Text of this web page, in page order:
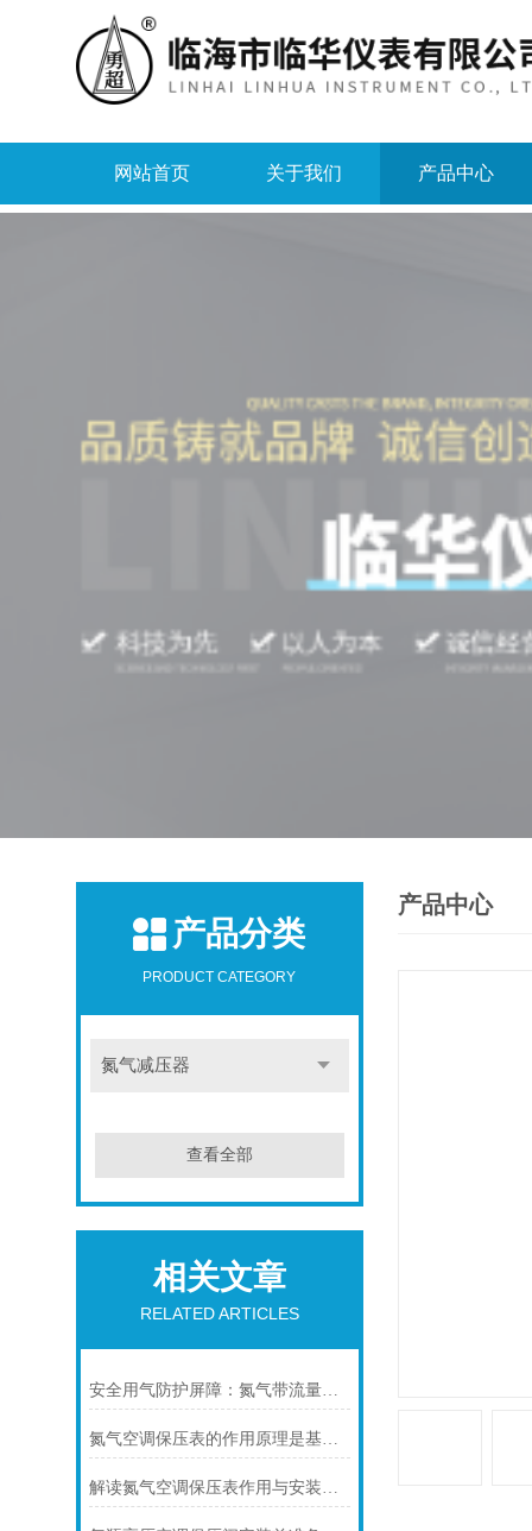
网站首页 关于我们 产品中心
产品分类
PRODUCT CATEGORY
氮气减压器
查看全部
相关文章
RELATED ARTICLES
安全用气防护屏障：氮气带流量计减压器的安装关键指南
氮气空调保压表的作用原理是基于正压保压技术
解读氮气空调保压表作用与安装要求
产品中心